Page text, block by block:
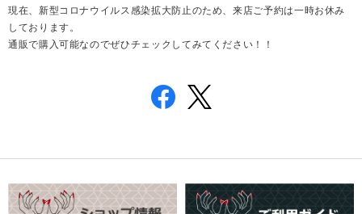
現在、新型コロナウイルス感染拡大防止のため、来店ご予約は一時お休み
しております。
通販で購入可能なのでぜひチェックしてみてください！！